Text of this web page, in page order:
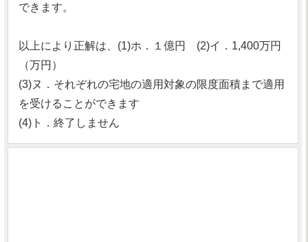
できます。
以上により正解は、(1)ホ．１億円 (2)イ．1,400万円
（万円）
(3)ヌ．それぞれの宅地の適用対象の限度面積まで適用
を受けることができます
(4)ト．終了しません